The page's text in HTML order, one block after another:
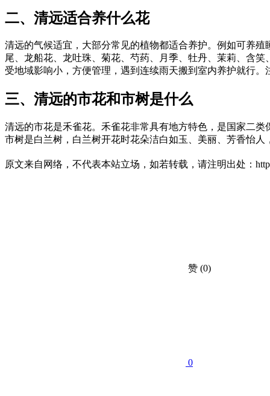
二、清远适合养什么花
清远的气候适宜，大部分常见的植物都适合养护。例如可养
尾、龙船花、龙吐珠、菊花、芍药、月季、牡丹、茉莉、含
受地域影响小，方便管理，遇到连续雨天搬到室内养护就行
三、清远的市花和市树是什么
清远的市花是禾雀花。禾雀花非常具有地方特色，是国家二
市树是白兰树，白兰树开花时花朵洁白如玉、美丽、芳香怡
原文来自网络，不代表本站立场，如若转载，请注明出处：
赞 (0)
0